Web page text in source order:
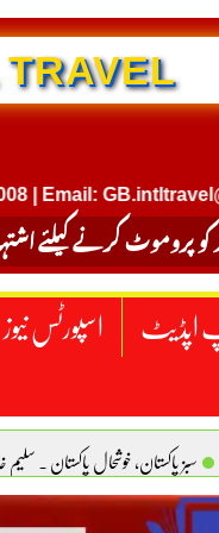
کو پروموٹ کرنے کیلئے
اپڈیٹ اسپورٹس نیوز
سبز پاکستان، خوشحال پاکستان .
کی اصل پہچان. یاسر دانیال